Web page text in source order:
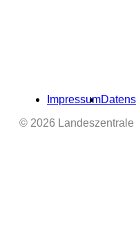
Impressum
© 2026